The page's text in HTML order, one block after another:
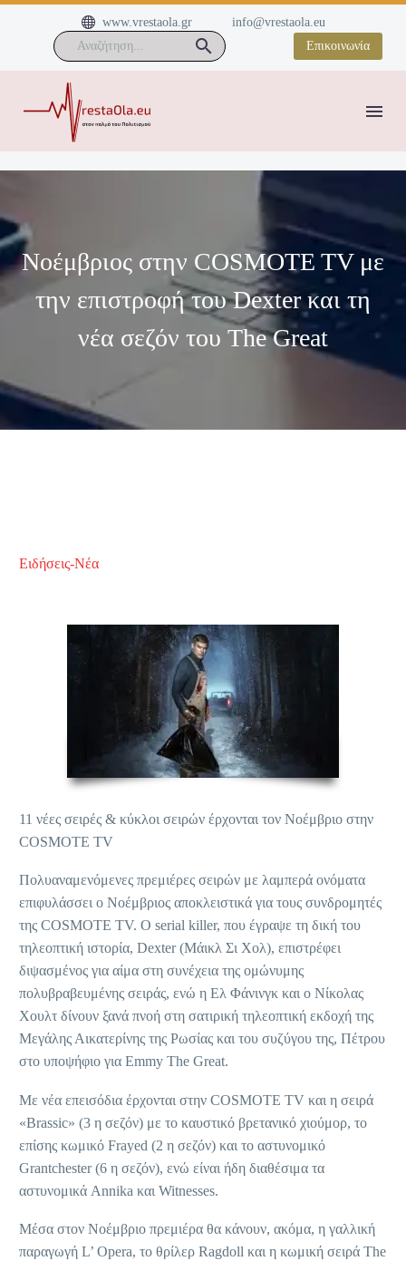

 www.vrestaola.gr
info@vrestaola.eu
Επικοινωνία
Νοέμβριος στην COSMOTE TV με
την επιστροφή του Dexter και τη
νέα σεζόν του The Great
Ειδήσεις-Νέα
11 νέες σειρές & κύκλοι σειρών έρχονται τον Νοέμβριο στην
COSMOTE TV
Πολυαναμενόμενες πρεμιέρες σειρών με λαμπερά ονόματα
επιφυλάσσει ο Νοέμβριος αποκλειστικά για τους συνδρομητές
της COSMOTE TV. O serial killer, που έγραψε τη δική του
τηλεοπτική ιστορία, Dexter (Μάικλ Σι Χολ), επιστρέφει
διψασμένος για αίμα στη συνέχεια της ομώνυμης
πολυβραβευμένης σειράς, ενώ η Ελ Φάνινγκ και ο Νίκολας
Χουλτ δίνουν ξανά πνοή στη σατιρική τηλεοπτική εκδοχή της
Μεγάλης Αικατερίνης της Ρωσίας και του συζύγου της, Πέτρου
στο υποψήφιο για Emmy The Great.
Με νέα επεισόδια έρχονται στην COSMOTE TV και η σειρά
«Brassic» (3 η σεζόν) με το καυστικό βρετανικό χιούμορ, το
επίσης κωμικό Frayed (2 η σεζόν) και το αστυνομικό
Grantchester (6 η σεζόν), ενώ είναι ήδη διαθέσιμα τα
αστυνομικά Annika και Witnesses.
Μέσα στον Νοέμβριο πρεμιέρα θα κάνουν, ακόμα, η γαλλική
παραγωγή L’ Opera, το θρίλερ Ragdoll και η κωμική σειρά The